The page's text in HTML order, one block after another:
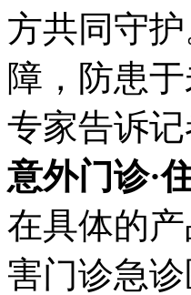
方共同守
障，防患
专家告诉记
意外门诊·
在具体的
害门诊急